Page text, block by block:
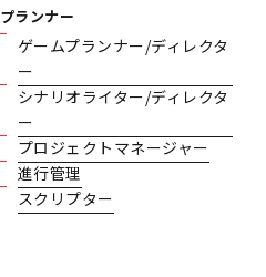
プランナー
ゲームプランナー/ディレクタ
ー
シナリオライター/ディレクタ
ー
プロジェクトマネージャー
進行管理
スクリプター